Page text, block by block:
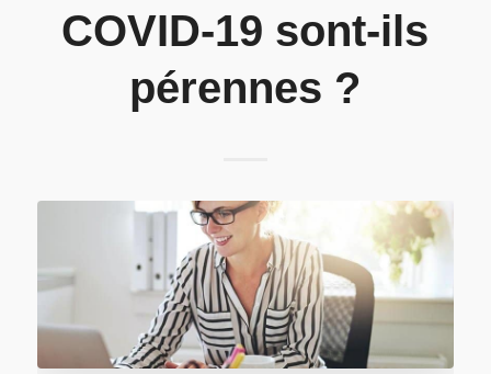
COVID-19 sont-ils
pérennes ?